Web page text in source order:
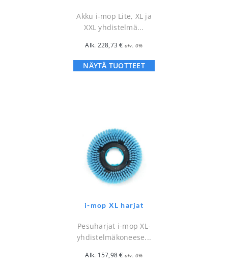
Akku i-mop Lite, XL ja
XXL yhdistelmä...
Alk. 228,73€ alv. 0%
NÄYTÄ TUOTTEET
i-mop XL harjat
Pesuharjat i-mop XL-
yhdistelmäkoneese...
Alk. 157,98€ alv. 0%